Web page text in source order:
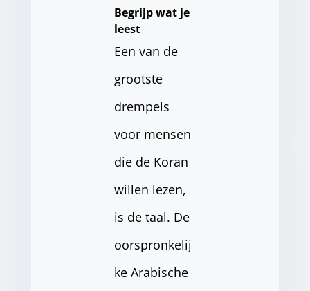
Begrijp wat je
leest
Een van de
grootste
drempels
voor mensen
die de Koran
willen lezen,
is de taal. De
oorspronkelij
ke Arabische